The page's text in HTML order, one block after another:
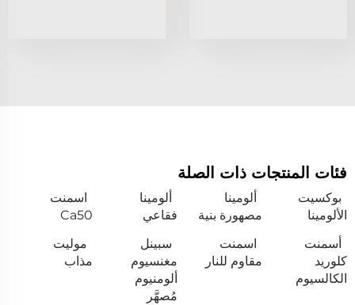
فئات المنتجات ذات الصلة
بوكسيت
الألومينا
ألومينا
مصهورة بنية
ألومينا
فقاعي
اسمنت
Ca50
أسمنت
كلوريد
الكالسيوم
اسمنت
مقاوم للنار
سبينل
مغنسيوم
ألومنيوم
مُصهَّر
موليت
مذاب